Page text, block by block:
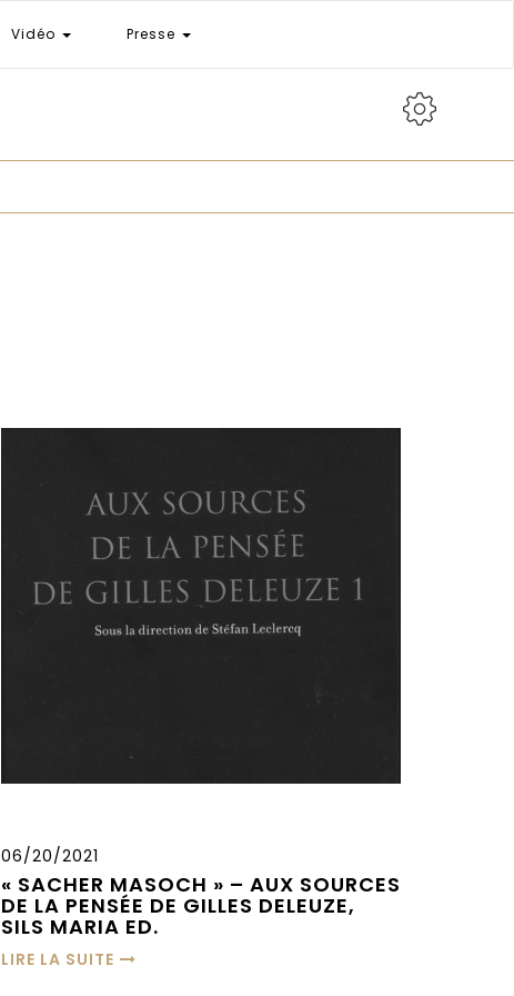
Vidéo Presse
06/20/2021
« SACHER MASOCH » – AUX SOURCES
DE LA PENSÉE DE GILLES DELEUZE,
SILS MARIA ED.
LIRE LA SUITE